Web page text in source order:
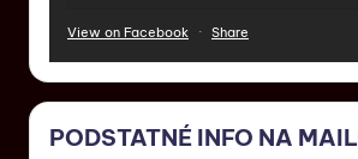
View on Facebook · Share
PODSTATNÉ INFO NA MAIL